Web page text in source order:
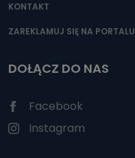
KONTAKT
ZAREKLAMUJ SIĘ NA PORTALU
DOŁĄCZ DO NAS
Facebook
Instagram